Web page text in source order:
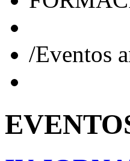
/Eventos